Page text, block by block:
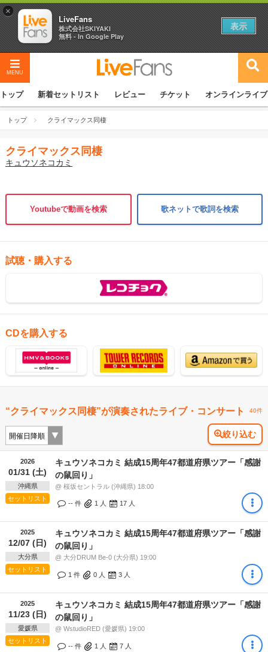
MENU
トップ 新着セットリスト レビュー チケット オンラインライブ
トップ クライマックス同棲
クライマックス同棲
キュウソネコカミ
Youtubeで動画を検索 歌ネットで歌詞を検索
試聴・購入する
CDを購入する
“クライマックス同棲”が演奏されたライブ・コンサート 40件
絞り込む
2026
01/31 (土)
沖縄県
セットリスト
キュウソネコカミ 結成15周年47都道府県ツアー「感謝
の鼠回り」
@ 桜坂セントラル (沖縄県) 18:00
-- 件 1 人 17 人
2025
12/07 (日)
大分県
セットリスト
キュウソネコカミ 結成15周年47都道府県ツアー「感謝
の鼠回り」
@ 大分DRUM Be-0 (大分県) 19:00
1 件 0 人 3 人
2025
11/23 (日)
愛媛県
セットリスト
キュウソネコカミ 結成15周年47都道府県ツアー「感謝
の鼠回り」
@ WstudioRED (愛媛県) 19:00
-- 件 1 人 7 人
×
LiveFans
株式会社SKIYAKI
無料 - In Google Play
表示